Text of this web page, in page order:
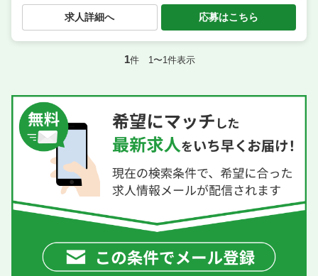
ン・フロント ／ サービス・ホール ／ 調理・キッチン
スタッフ・板前 ／ 調理補助・調理見習い ／ 洗い場・
単価 10000円〜15000円
求人詳細へ 応募はこちら
1件 1〜1件表示